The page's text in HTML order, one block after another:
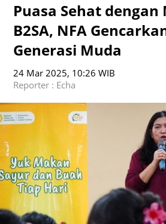
Puasa Sehat dengan
B2SA, NFA
Generasi Muda
24 Mar 2025, 10:26 WIB
Reporter : Echa